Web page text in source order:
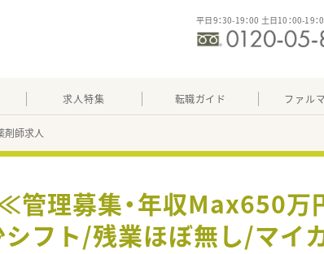
平日9：30-19：00 土日10：00-19
求人特集 転職ガイド ファル
剤師求人
≪管理募集・年収Max650
フト/残業ほぼ無し/マイ